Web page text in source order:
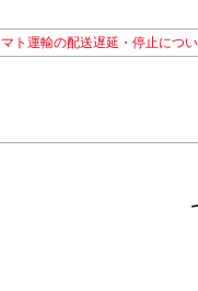
ト運輸の配送遅延・停止につ